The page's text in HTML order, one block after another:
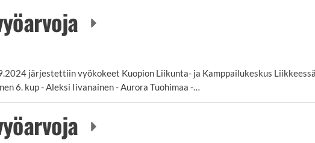
järjestettiin vyökokeet Kuopion Liikunta- ja Kamppailukeskus
6. kup - Aleksi Iivanainen - Aurora Tuohimaa -…